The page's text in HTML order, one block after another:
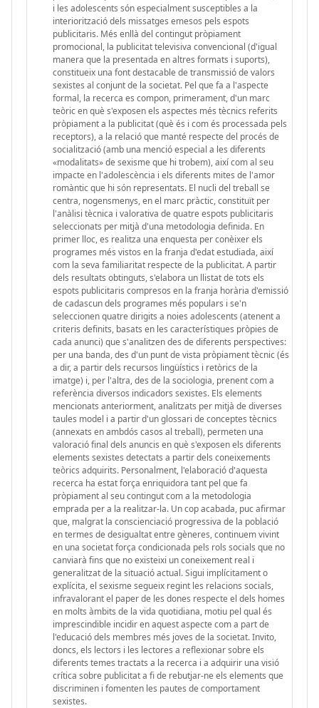
i les adolescents són especialment susceptibles a la
interiorització dels missatges emesos pels espots
publicitaris. Més enllà del contingut pròpiament
promocional, la publicitat televisiva convencional (d'igual
manera que la presentada en altres formats i suports),
constitueix una font destacable de transmissió de valors
sexistes al conjunt de la societat. Pel que fa a l'aspecte
formal, la recerca es compon, primerament, d'un marc
teòric en què s'exposen els aspectes més tècnics referits
pròpiament a la publicitat (què és i com és processada pels
receptors), a la relació que manté respecte del procés de
socialització (amb una menció especial a les diferents
«modalitats» de sexisme que hi trobem), així com al seu
impacte en l'adolescència i els diferents mites de l'amor
romàntic que hi són representats. El nucli del treball se
centra, nogensmenys, en el marc pràctic, constituït per
l'anàlisi tècnica i valorativa de quatre espots publicitaris
seleccionats per mitjà d'una metodologia definida. En
primer lloc, es realitza una enquesta per conèixer els
programes més vistos en la franja d'edat estudiada, així
com la seva familiaritat respecte de la publicitat. A partir
dels resultats obtinguts, s'elabora un llistat de tots els
espots publicitaris compresos en la franja horària d'emissió
de cadascun dels programes més populars i se'n
seleccionen quatre dirigits a noies adolescents (atenent a
criteris definits, basats en les característiques pròpies de
cada anunci) que s'analitzen des de diferents perspectives:
per una banda, des d'un punt de vista pròpiament tècnic (és
a dir, a partir dels recursos lingüístics i retòrics de la
imatge) i, per l'altra, des de la sociologia, prenent com a
referència diversos indicadors sexistes. Els elements
mencionats anteriorment, analitzats per mitjà de diverses
taules model i a partir d'un glossari de conceptes tècnics
(annexats en ambdós casos al treball), permeten una
valoració final dels anuncis en què s'exposen els diferents
elements sexistes detectats a partir dels coneixements
teòrics adquirits. Personalment, l'elaboració d'aquesta
recerca ha estat força enriquidora tant pel que fa
pròpiament al seu contingut com a la metodologia
emprada per a la realitzar-la. Un cop acabada, puc afirmar
que, malgrat la conscienciació progressiva de la població
en termes de desigualtat entre gèneres, continuem vivint
en una societat força condicionada pels rols socials que no
canviarà fins que no existeixi un coneixement real i
generalitzat de la situació actual. Sigui implícitament o
explícita, el sexisme segueix regint les relacions socials,
infravalorant el paper de les dones respecte el dels homes
en molts àmbits de la vida quotidiana, motiu pel qual és
imprescindible incidir en aquest aspecte com a part de
l'educació dels membres més joves de la societat. Invito,
doncs, els lectors i les lectores a reflexionar sobre els
diferents temes tractats a la recerca i a adquirir una visió
crítica sobre publicitat a fi de rebutjar-ne els elements que
discriminen i fomenten les pautes de comportament
sexistes.